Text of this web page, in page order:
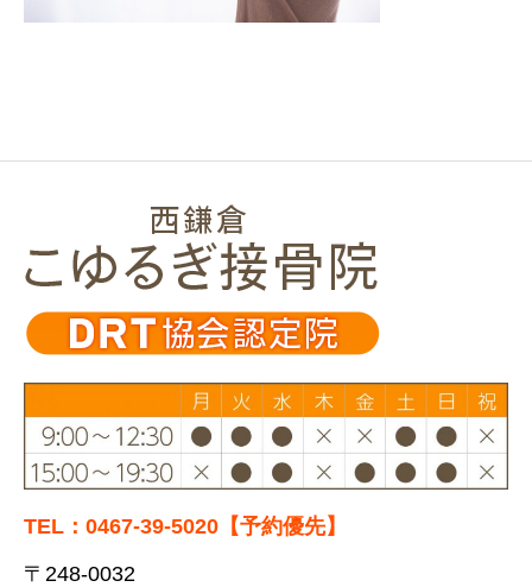
TEL：0467-39-5020【予約優先】
〒248-0032